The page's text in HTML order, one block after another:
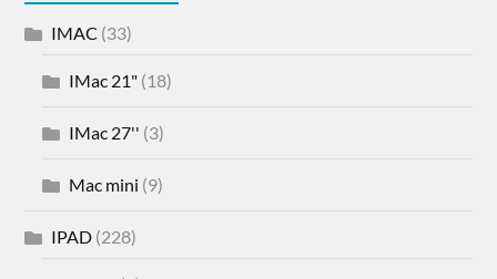
IMAC (33)
IMac 21" (18)
IMac 27'' (3)
Mac mini (9)
IPAD (228)